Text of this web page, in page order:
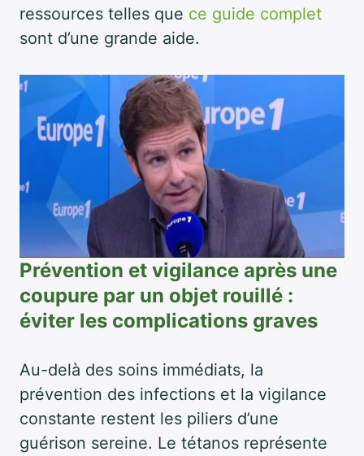
ressources telles que ce guide complet
sont d’une grande aide.
Prévention et vigilance après une
coupure par un objet rouillé :
éviter les complications graves
Au-delà des soins immédiats, la
prévention des infections et la vigilance
constante restent les piliers d’une
guérison sereine. Le tétanos représente